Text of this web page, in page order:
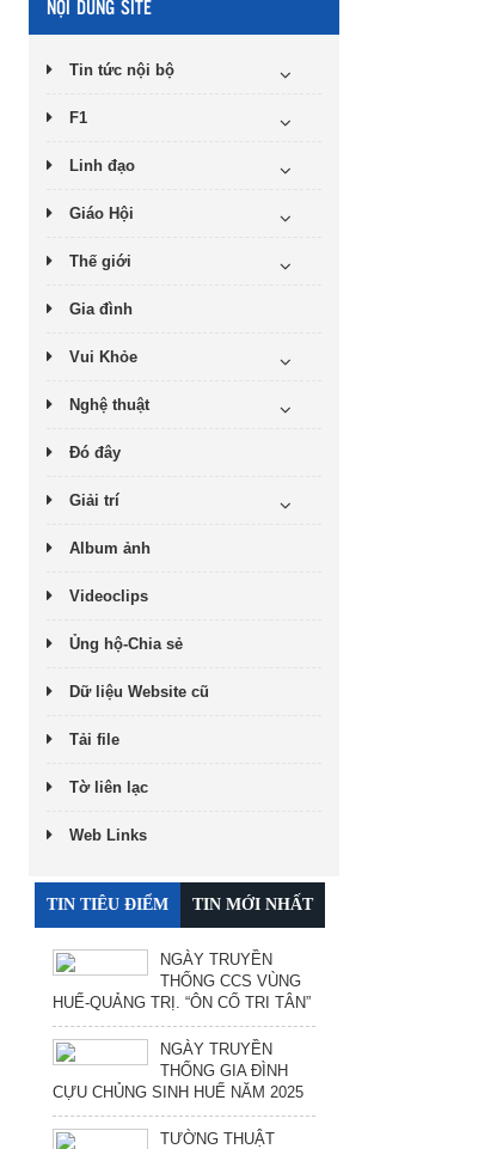
NỘI DUNG SITE
Tin tức nội bộ
F1
Linh đạo
Giáo Hội
Thế giới
Gia đình
Vui Khỏe
Nghệ thuật
Đó đây
Giải trí
Album ảnh
Videoclips
Ủng hộ-Chia sẻ
Dữ liệu Website cũ
Tải file
Tờ liên lạc
Web Links
TIN TIÊU ĐIỂM TIN MỚI NHẤT
NGÀY TRUYỀN
THỐNG CCS VÙNG
HUẾ-QUẢNG TRỊ. “ÔN CỐ TRI TÂN”
NGÀY TRUYỀN
THỐNG GIA ĐÌNH
CỰU CHỦNG SINH HUẾ NĂM 2025
TƯỜNG THUẬT